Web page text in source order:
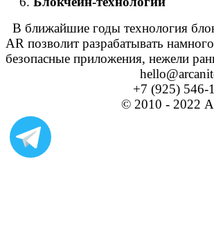
В ближайшие годы технология
AR позволит разрабатывать
безопасные приложения, нежели
+7 (925) 546-
© 2010 - 2022